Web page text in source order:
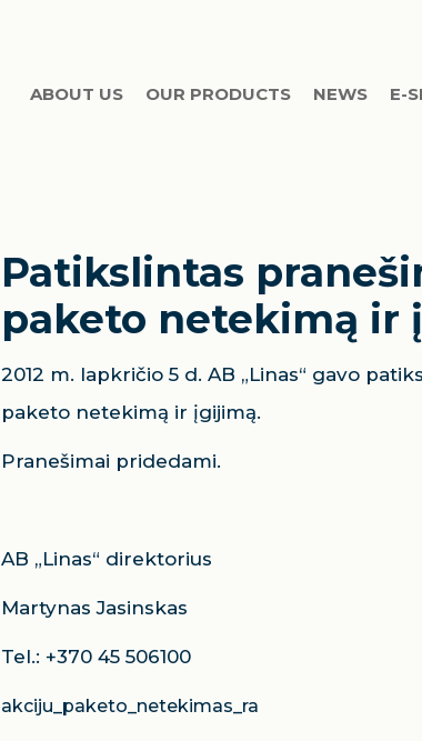
ABOUT US OUR PRODUCTS NEWS E-
Patikslintas
paketo netekimą ir
2012 m. lapkričio 5 d. AB „Linas“ gavo
paketo netekimą ir įgijimą.
Pranešimai pridedami.
AB „Linas“ direktorius
Martynas Jasinskas
Tel.: +370 45 506100
akciju_paketo_netekimas_ra